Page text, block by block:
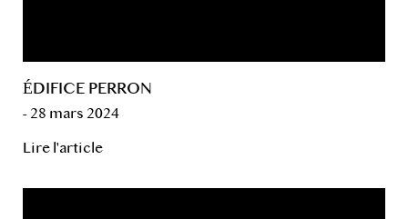
ÉDIFICE PERRON
- 28 mars 2024
Lire l'article